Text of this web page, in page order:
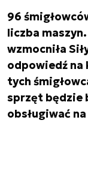
96
liczba
wzmocniła
odpowiedź
tych
sprzęt będzie
obsługiwać